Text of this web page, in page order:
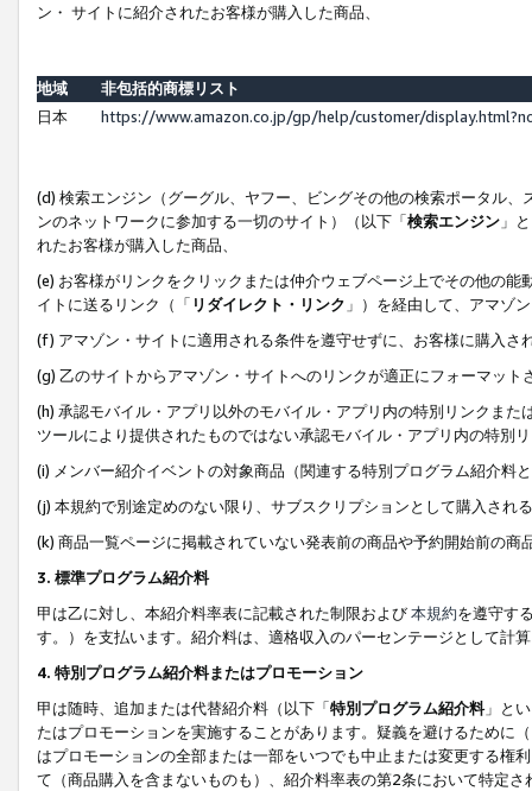
ン・ サイトに紹介されたお客様が購入した商品、
地域
非包括的商標リスト
日本
https://www.amazon.co.jp/gp/help/customer/
(d) 検索エンジン（グーグル、ヤフー、ビングその他の検索ポータル
ンのネットワークに参加する一切のサイト）（以下「検索エンジン 」
れたお客様が購入した商品、
(e) お客様がリンクをクリックまたは仲介ウェブページ上でその他の
イトに送るリンク（「 リダイレクト・リンク 」）を経由して、アマゾ
(f) アマゾン・サイトに適用される条件を遵守せずに、お客様に購入さ
(g) 乙のサイトからアマゾン・サイトへのリンクが適正にフォーマッ
(h) 承認モバイル・アプリ以外のモバイル・アプリ内の特別リンクま
ツールにより提供されたものではない承認モバイル・アプリ内の特別
(i) メンバー紹介イベントの対象商品（関連する特別プログラム紹介料
(j) 本規約で別途定めのない限り、サブスクリプションとして購入され
(k) 商品一覧ページに掲載されていない発表前の商品や予約開始前の商
3. 標準プログラム紹介料
甲は乙に対し、本紹介料率表に記載された制限および本規約を遵守す
す。）を支払います。紹介料は、適格収入のパーセンテージとして計
4. 特別プログラム紹介料またはプロモーション
甲は随時、追加または代替紹介料（以下「特別プログラム紹介料」と
たはプロモーションを実施することがあります。疑義を避けるために
はプロモーションの全部または一部をいつでも中止または変更する権
て（商品購入を含まないものも）、紹介料率表の第2条において特定